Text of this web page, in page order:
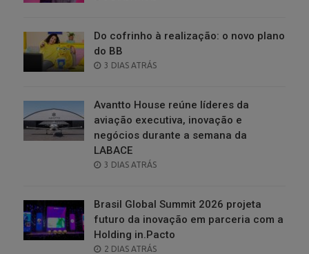
Do cofrinho à realização: o novo plano
do BB
POSTED
3 DIAS ATRÁS
Avantto House reúne líderes da
aviação executiva, inovação e
negócios durante a semana da
LABACE
POSTED
3 DIAS ATRÁS
Brasil Global Summit 2026 projeta
futuro da inovação em parceria com a
Holding in.Pacto
POSTED
2 DIAS ATRÁS